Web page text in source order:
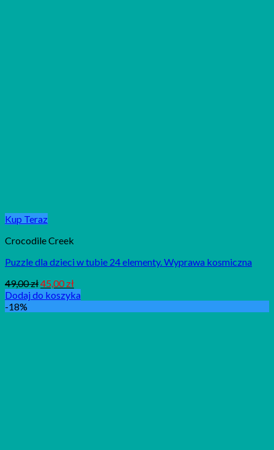
Kup Teraz
Crocodile Creek
Puzzle dla dzieci w tubie 24 elementy. Wyprawa kosmiczna
49,00zł45,00zł
Dodaj do koszyka
-18%